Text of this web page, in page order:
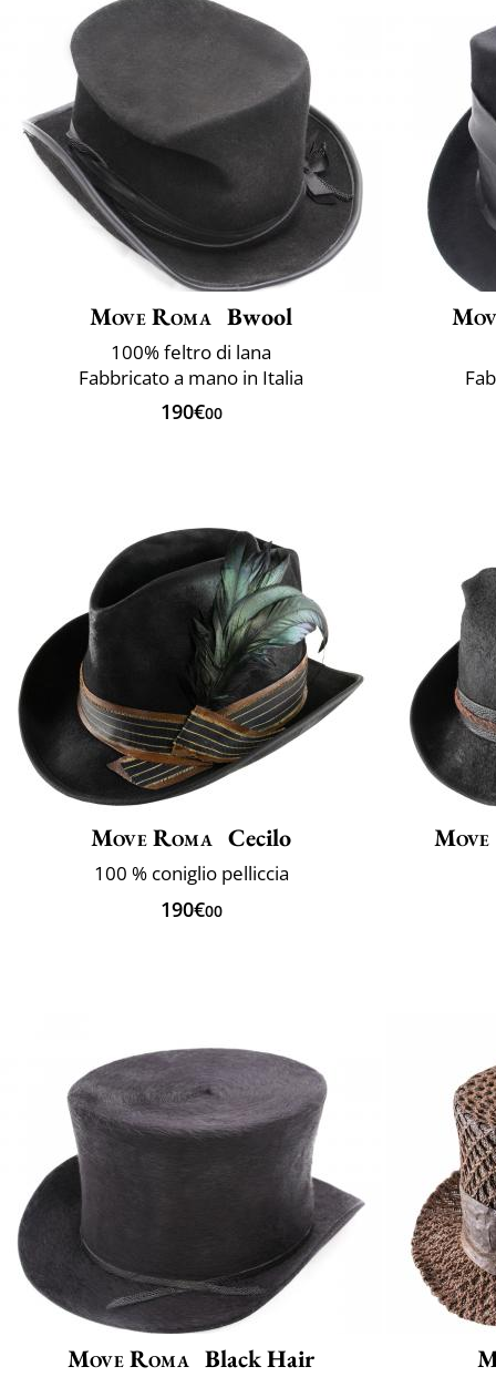
Move Roma Bwool
100% feltro di lana
Fabbricato a mano in Italia
190€00
Move Roma Cecilo
100 % coniglio pelliccia
190€00
Move
Move Roma Black Hair